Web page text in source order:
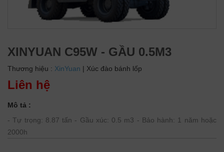
XINYUAN C95W - GẦU 0.5M3
Thương hiệu : XinYuan | Xúc đào bánh lốp
Liên hệ
Mô tả :
- Tự trọng: 8.87 tấn - Gầu xúc: 0.5 m3 - Bảo hành: 1 năm hoặc
2000h